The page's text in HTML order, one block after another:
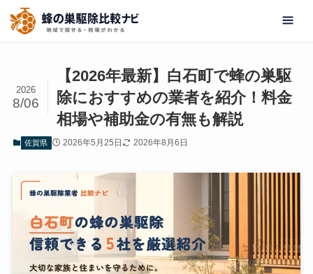
【2026年最新】白石町で蜂の巣駆
除におすすめの業者を紹介！料金
相場や補助金の有無も解説
2026
8/06
佐賀県 2026年5月25日 2026年8月6日